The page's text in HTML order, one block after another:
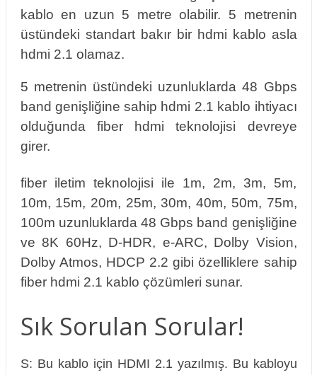
kablo en uzun 5 metre olabilir. 5 metrenin
üstündeki standart bakır bir hdmi kablo asla
hdmi 2.1 olamaz.
5 metrenin üstündeki uzunluklarda 48 Gbps
band genişliğine sahip hdmi 2.1 kablo ihtiyacı
olduğunda fiber hdmi teknolojisi devreye
girer.
fiber iletim teknolojisi ile 1m, 2m, 3m, 5m,
10m, 15m, 20m, 25m, 30m, 40m, 50m, 75m,
100m uzunluklarda 48 Gbps band genişliğine
ve 8K 60Hz, D-HDR, e-ARC, Dolby Vision,
Dolby Atmos, HDCP 2.2 gibi özelliklere sahip
fiber hdmi 2.1 kablo çözümleri sunar.
Sık Sorulan Sorular!
S: Bu kablo için HDMI 2.1 yazılmış. Bu kabloyu